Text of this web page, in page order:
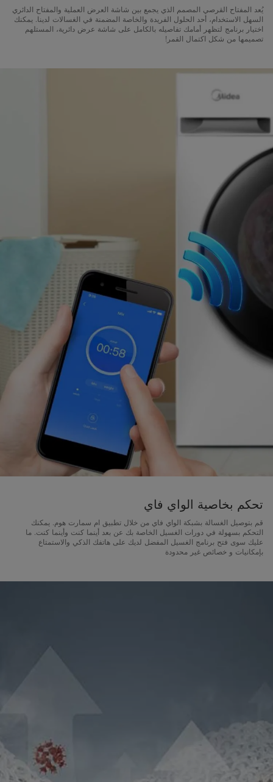
يُعد المفتاح القرصي المصمم الذي يجمع بين شاشة العرض العملية والمفتاح الدائري
السهل الاستخدام، أحد الحلول الفريدة والخاصة المضمنة في الغسالات لدينا. يمكنك
اختيار برنامج لتظهر أمامك تفاصيله بالكامل على شاشة عرض دائرية، المستلهم
تصميمها من شكل اكتمال القمر!
تحكم بخاصية الواي فاي
قم بتوصيل الغسالة بشبكة الواي فاي من خلال تطبيق ام سمارت هوم. يمكنك
التحكم بسهولة في دورات الغسيل الخاصة بك عن بعد أينما كنت وأينما كنت. ما
عليك سوى فتح برنامج الغسيل المفضل لديك على هاتفك الذكي والاستمتاع
بإمكانيات و خصائص غير محدودة